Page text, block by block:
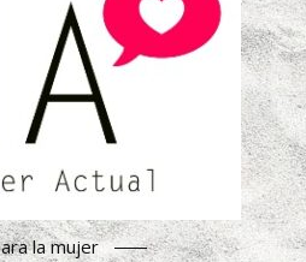
la mujer